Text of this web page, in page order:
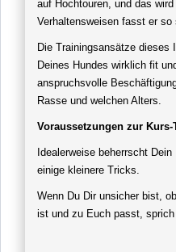
auf Hochtouren, und das
Verhaltensweisen fasst er
Die Trainingsansätze
Deines Hundes wirklich fit
anspruchsvolle
Rasse und welchen Alters.
Voraussetzungen zur Kurs-
Idealerweise beherrscht
einige kleinere Tricks.
Wenn Du Dir unsicher bist,
ist und zu Euch passt, sprich